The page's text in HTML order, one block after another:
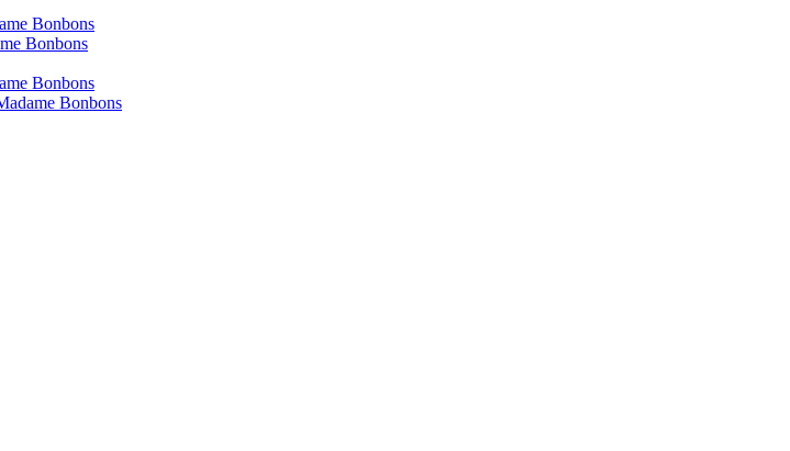
Bonbons
Bonbons
Bonbons
Bonbons